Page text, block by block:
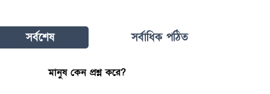
সর্বশেষ সর্বাধিক পঠিত
মানুষ কেন প্রশ্ন করে?